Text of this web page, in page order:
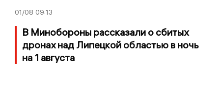
01/08 09:13
В Минобороны рассказали о сбитых
дронах над Липецкой областью в ночь
на 1 августа